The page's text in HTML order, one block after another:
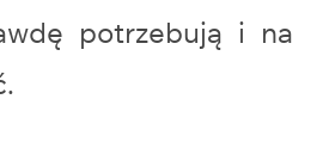
potrzebują i na